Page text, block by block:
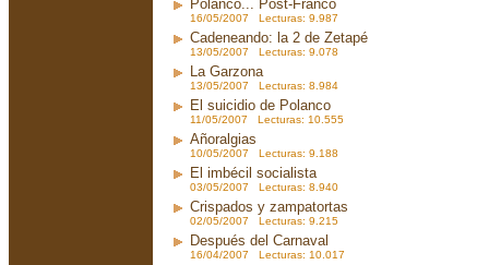
Polanco... Post-Franco
16/05/2007 Lecturas: 9.987
Cadeneando: la 2 de Zetapé
13/05/2007 Lecturas: 9.078
La Garzona
13/05/2007 Lecturas: 8.984
El suicidio de Polanco
11/05/2007 Lecturas: 10.555
Añoralgias
10/05/2007 Lecturas: 9.188
El imbécil socialista
03/05/2007 Lecturas: 8.940
Crispados y zampatortas
02/05/2007 Lecturas: 9.215
Después del Carnaval
16/04/2007 Lecturas: 10.017